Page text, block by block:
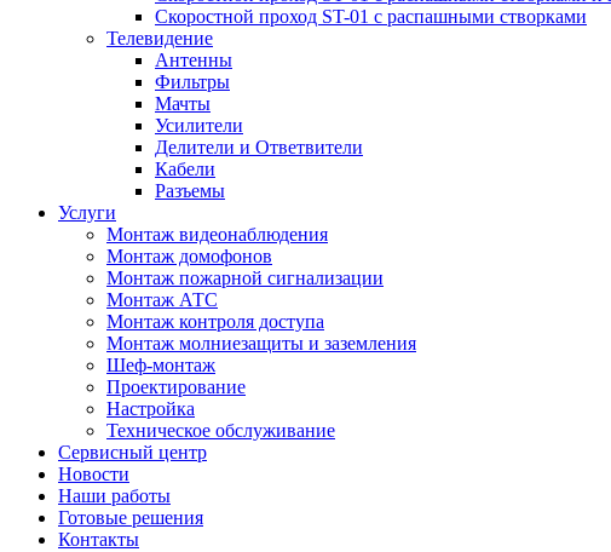
Скоростной проход ST-01 с распашными створками
Телевидение
Антенны
Фильтры
Мачты
Усилители
Делители и Ответвители
Кабели
Разъемы
Услуги
Монтаж видеонаблюдения
Монтаж домофонов
Монтаж пожарной сигнализации
Монтаж АТС
Монтаж контроля доступа
Монтаж молниезащиты и заземления
Шеф-монтаж
Проектирование
Настройка
Техническое обслуживание
Сервисный центр
Новости
Наши работы
Готовые решения
Контакты